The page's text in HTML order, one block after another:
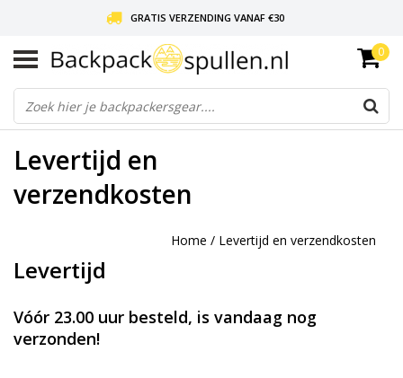
GRATIS VERZENDING VANAF €30
LIEFDE VOOR BACKPACKEN!
30 DAGEN GRATIS RETOUR
0
Levertijd en
verzendkosten
Home / Levertijd en verzendkosten
Levertijd
Vóór 23.00 uur besteld, is vandaag nog
verzonden!